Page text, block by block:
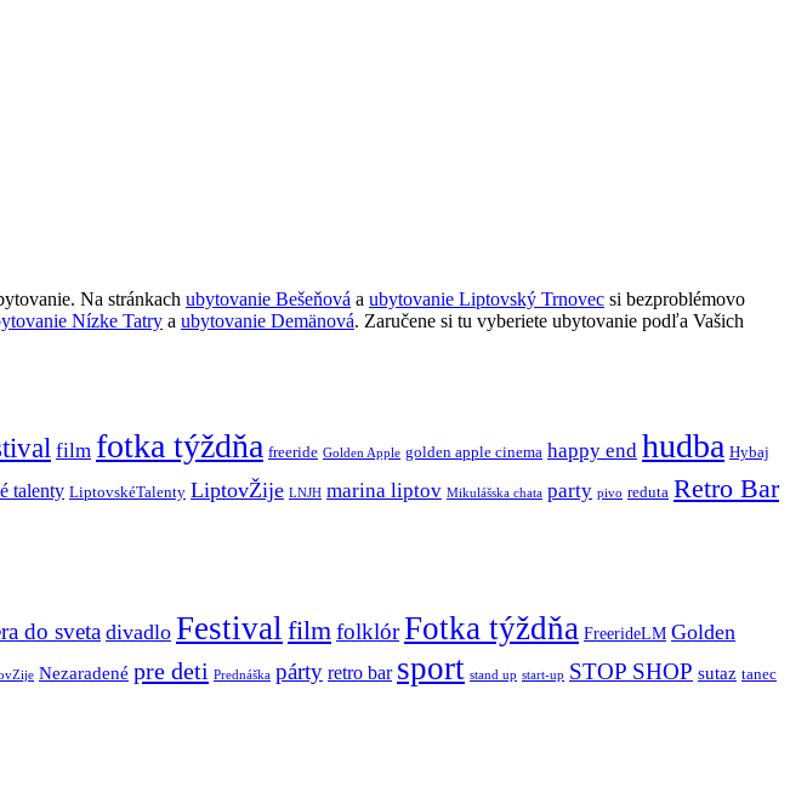
Na stránkach ubytovanie Bešeňová a ubytovanie Liptovský Trnovec si bezproblémovo
Nízke Tatry a ubytovanie Demänová. Zaručene si tu vyberiete ubytovanie podľa Vašich
film fotka týždňa freeride Golden Apple golden apple cinema happy end hudba Hybaj
talenty LiptovskéTalenty LiptovŽije LNJH marina liptov Mikulášska chata party pivo reduta Retro Bar
do sveta divadlo Festival filmfolklórFotka týždňa FreerideLM Golden
Nezaradené pre deti Prednáška párty retro bar sport stand up start-up STOP SHOP sutaz tanec